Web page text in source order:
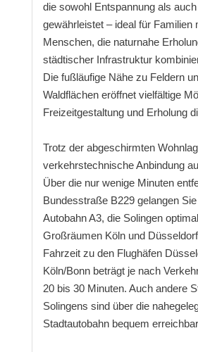
die sowohl Entspannung als
gewährleistet – ideal für Familien
Menschen, die naturnahe
städtischer Infrastruktur
Die fußläufige Nähe zu Feldern
Waldflächen eröffnet vielfältige
Freizeitgestaltung und Erholung
Trotz der abgeschirmten
verkehrstechnische Anbindung
Über die nur wenige Minuten
Bundesstraße B229 gelangen
Autobahn A3, die Solingen
Großräumen Köln und
Fahrzeit zu den Flughäfen
Köln/Bonn beträgt je nach
20 bis 30 Minuten. Auch andere
Solingens sind über die
Stadtautobahn bequem